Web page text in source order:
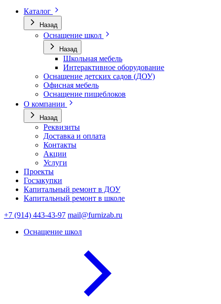
Каталог
Назад
Оснащение школ
Назад
Школьная мебель
Интерактивное оборудование
Оснащение детских садов (ДОУ)
Офисная мебель
Оснащение пищеблоков
О компании
Назад
Реквизиты
Доставка и оплата
Контакты
Акции
Услуги
Проекты
Госзакупки
Капитальный ремонт в ДОУ
Капитальный ремонт в школе
+7 (914) 443-43-97 mail@furnizab.ru
Оснащение школ